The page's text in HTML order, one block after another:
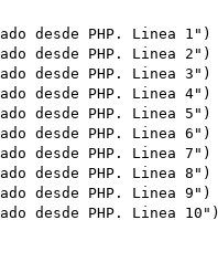
desde PHP. Linea 1")
desde PHP. Linea 2")
desde PHP. Linea 3")
desde PHP. Linea 4")
desde PHP. Linea 5")
desde PHP. Linea 6")
desde PHP. Linea 7")
desde PHP. Linea 8")
desde PHP. Linea 9")
desde PHP. Linea 10")